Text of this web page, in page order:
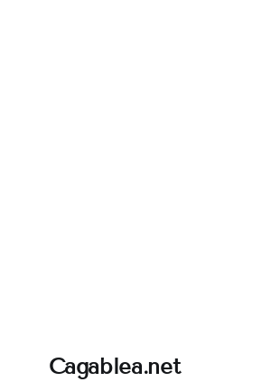
Cagablea.net